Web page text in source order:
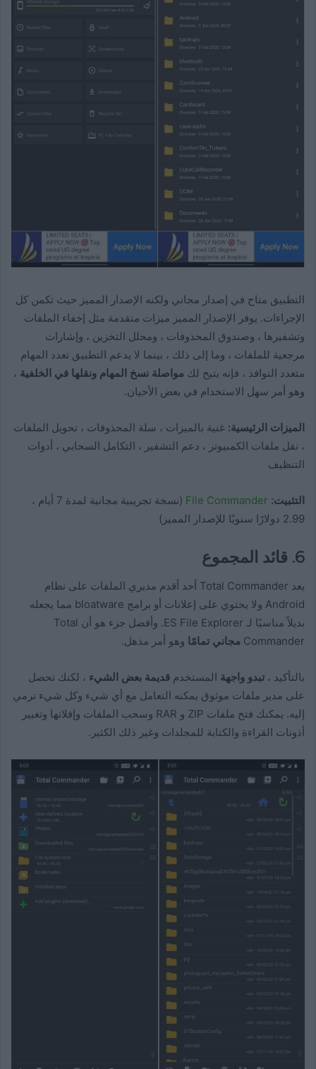
التطبيق متاح في إصدار مجاني ولكنه الإصدار المميز حيث تكمن كل
الإجراءات. يوفر الإصدار المميز ميزات متقدمة مثل إخفاء الملفات
وتشفيرها ، وصندوق المحذوفات ، ومحلل التخزين ، وإشارات
مرجعية للملفات ، وما إلى ذلك ، بينما لا يدعم التطبيق تعدد المهام
متعدد النوافذ ، فإنه يتيح لك مواصلة نسخ المهام ونقلها في الخلفية ،
وهو أمر سهل الاستخدام في بعض الأحيان.
الميزات الرئيسية: غنية بالميزات ، سلة المحذوفات ، تحويل الملفات
، نقل ملفات الكمبيوتر ، دعم التشفير ، التكامل السحابي ، أدوات
التنظيف
التثبيت: File Commander
(نسخة تجريبية مجانية لمدة 7 أيام ،
2.99 دولارًا سنويًا للإصدار المميز)
6. قائد المجموع
يعد Total Commander أحد أقدم مديري الملفات على نظام
Android ولا يحتوي على إعلانات أو برامج bloatware مما يجعله
بديلاً مناسبًا لـ ES File Explorer. وأفضل جزء هو أن Total
Commander مجاني تمامًا وهو أمر مذهل.
بالتأكيد ، تبدو واجهة المستخدم قديمة بعض الشيء ، لكنك تحصل
على مدير ملفات موثوق يمكنه التعامل مع أي شيء وكل شيء ترمي
إليه. يمكنك فتح ملفات ZIP و RAR وسحب الملفات وإفلاتها وتغيير
أذونات القراءة والكتابة للمجلدات وغير ذلك الكثير.